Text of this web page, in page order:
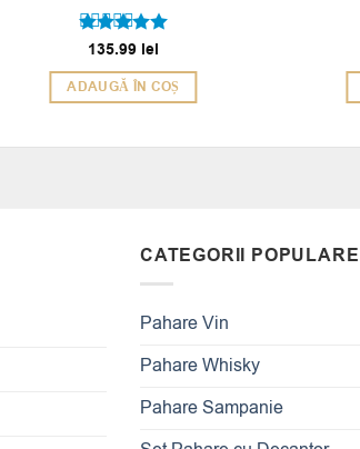
Evaluat la
5
135.99 lei
ADAUGĂ ÎN COȘ
CATEGORII POPULARE
Pahare Vin
Pahare Whisky
Pahare Sampanie